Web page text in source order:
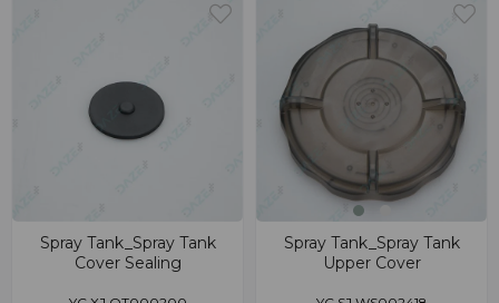
Spray Tank_Spray Tank
Cover Sealing
Spray Tank_Spray Tank
Upper Cover